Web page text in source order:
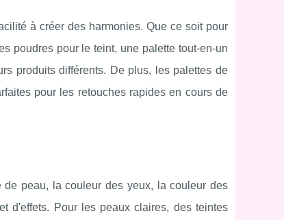
à créer des harmonies. Que ce soit pour
poudres pour le teint, une palette tout-en-un
produits différents. De plus, les palettes de
pour les retouches rapides en cours de
peau, la couleur des yeux, la couleur des
d'effets. Pour les peaux claires, des teintes